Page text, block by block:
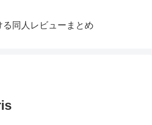
る同人レビューまとめ